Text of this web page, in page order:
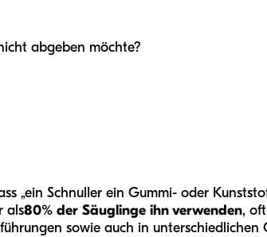
abgeben möchte?
„ein Schnuller ein Gummi- oder
als80% der Säuglinge ihn verwenden,
sowie auch in